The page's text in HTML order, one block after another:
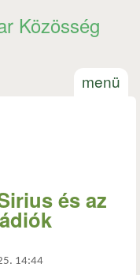
Közösség
menü
és az
14:44